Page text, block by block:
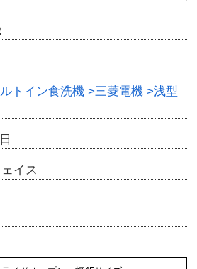
トイン食洗機 >三菱電機 >浅型
イス